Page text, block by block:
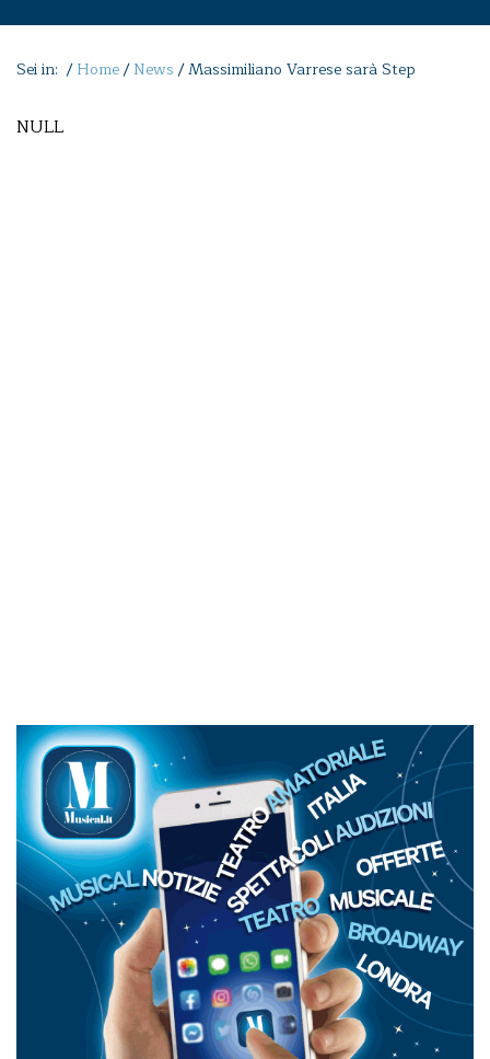
Sei in: /Home/News /Massimiliano Varrese sarà Step
NULL